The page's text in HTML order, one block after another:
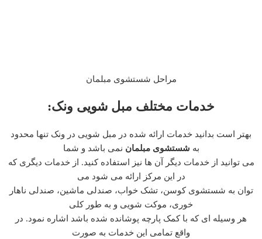
مراحل شستشوی مبلمان
خدمات مختلف مبل شویی ونک:
بهتر است بدانید خدمات ارائه شده در مبل شویی در ونک تنها محدود
به شستشوی مبلمان نمی باشد و شما
می توانید از خدمات دیگر آن ها نیز استفاده کنید. از خدمات دیگری که
در این مرکز ارائه می شود می
توان به شستشوی کوسن، تشک خواب، صندلی ماشین، صندلی ناهار
خوری، موکت شویی و به طور کلی
هر وسیله ای که با کمک پارچه پوشانده شده باشد اشاره نمود. در
واقع تمامی این خدمات به صورت